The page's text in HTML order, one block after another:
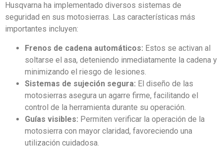
Husqvarna ha implementado diversos sistemas de
seguridad en sus motosierras. Las características más
importantes incluyen:
Frenos de cadena automáticos: Estos se activan al
soltarse el asa, deteniendo inmediatamente la cadena y
minimizando el riesgo de lesiones.
Sistemas de sujeción segura: El diseño de las
motosierras asegura un agarre firme, facilitando el
control de la herramienta durante su operación.
Guías visibles: Permiten verificar la operación de la
motosierra con mayor claridad, favoreciendo una
utilización cuidadosa.